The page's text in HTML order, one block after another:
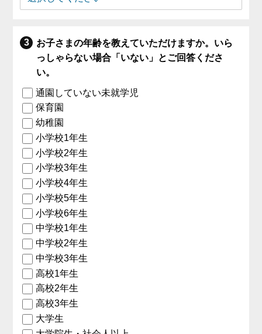
お子さまの年齢を教えていただけますか。いら
っしゃらない場合「いない」とご回答くださ
い。
通園していない未就学児
保育園
幼稚園
小学校1年生
小学校2年生
小学校3年生
小学校4年生
小学校5年生
小学校6年生
中学校1年生
中学校2年生
中学校3年生
高校1年生
高校2年生
高校3年生
大学生